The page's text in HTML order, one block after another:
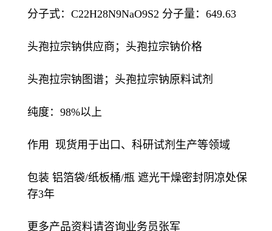
分子式：C22H28N9NaO9S2 分子量：649.63
头孢拉宗钠供应商；头孢拉宗钠价格
头孢拉宗钠图谱；头孢拉宗钠原料试剂
纯度：98%以上
作用 现货用于出口、科研试剂生产等领域
包装 铝箔袋/纸板桶/瓶 遮光干燥密封阴凉处保
存3年
更多产品资料请咨询业务员张军